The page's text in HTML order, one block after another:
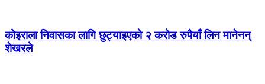
कोइराला निवासका लागि छुट्याइएको २ करोड रुपैयाँ लिन मानेनन्
शेखरले